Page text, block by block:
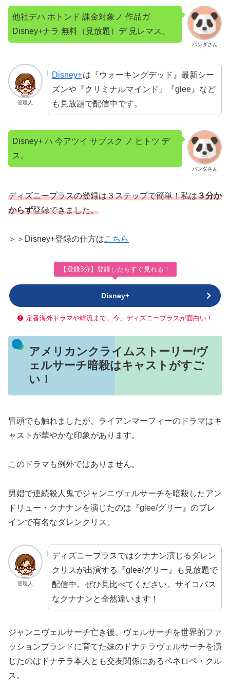
パンダさん
他社デハ ホトンド 課金対象ノ 作品ガ
Disney+ナラ 無料（見放題）デ 見レマス。
管理人
Disney+は『ウォーキングデッド』最新シー
ズンや『クリミナルマインド』『glee』など
も見放題で配信中です。
パンダさん
Disney+ ハ 今アツイ サブスク ノ ヒトツ デ
ス。
ディズニープラスの登録は３ステップで簡単！私は３分か
からず登録できました。
＞＞Disney+登録の仕方はこちら
【登録3分】登録したらすぐ見れる！
Disney+
定番海外ドラマや韓流まで。今、ディズニープラスが面白い！
アメリカンクライムストーリー/ヴ
ェルサーチ暗殺はキャストがすご
い！
冒頭でも触れましたが、ライアンマーフィーのドラマはキ
ャストが華やかな印象があります。
このドラマも例外ではありません。
男娼で連続殺人鬼でジャンニヴェルサーチを暗殺したアン
ドリュー・クナナンを演じたのは『glee/グリー』のブレ
インで有名なダレンクリス。
管理人
ディズニープラスではクナナン演じるダレン
クリスが出演する『glee/グリー』も見放題で
配信中。ぜひ見比べてください。サイコパス
なクナナンと全然違います！
ジャンニヴェルサーチ亡き後、ヴェルサーチを世界的ファ
ッションブランドに育てた妹のドナテラヴェルサーチを演
じたのはドナテラ本人とも交友関係にあるペネロペ・クル
ス。